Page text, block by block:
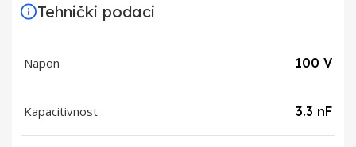
Tehnički podaci
Napon 100 V
Kapacitivnost 3.3 nF